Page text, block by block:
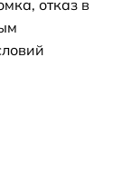
отказ в